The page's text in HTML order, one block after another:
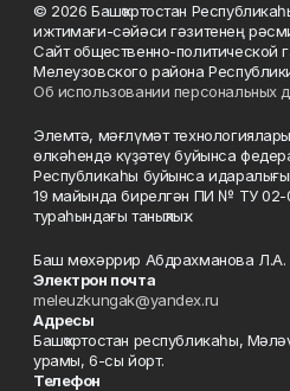
© 2026 Башҡортостан
ижтимағи-сәйәси гәзитенең
Сайт общественно-политической
Мелеузовского района
Об использовании персональных
Элемтә, мәғлүмәт
өлкәһендә күҙәтеү буйынса
Республикаһы буйынса
19 майында бирелгән ПИ № ТУ 02-
тураһындағы таныҡлыҡ.
Баш мөхәррир Абдрахманова Л.А.
Электрон почта
meleuzkungak@yandex.ru
Адресы
Башҡортостан республикаһы,
урамы, 6-сы йорт.
Телефон